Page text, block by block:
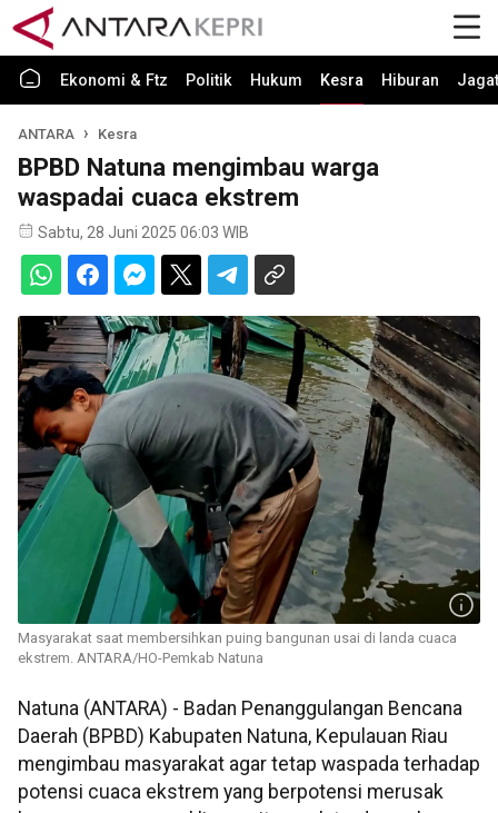
Ekonomi & Ftz Politik Hukum Kesra Hiburan Jagat
ANTARA Kesra
BPBD Natuna mengimbau warga
waspadai cuaca ekstrem
Sabtu, 28 Juni 2025 06:03 WIB
Masyarakat saat membersihkan puing bangunan usai di landa cuaca
ekstrem. ANTARA/HO-Pemkab Natuna
Natuna (ANTARA) - Badan Penanggulangan Bencana
Daerah (BPBD) Kabupaten Natuna, Kepulauan Riau
mengimbau masyarakat agar tetap waspada terhadap
potensi cuaca ekstrem yang berpotensi merusak